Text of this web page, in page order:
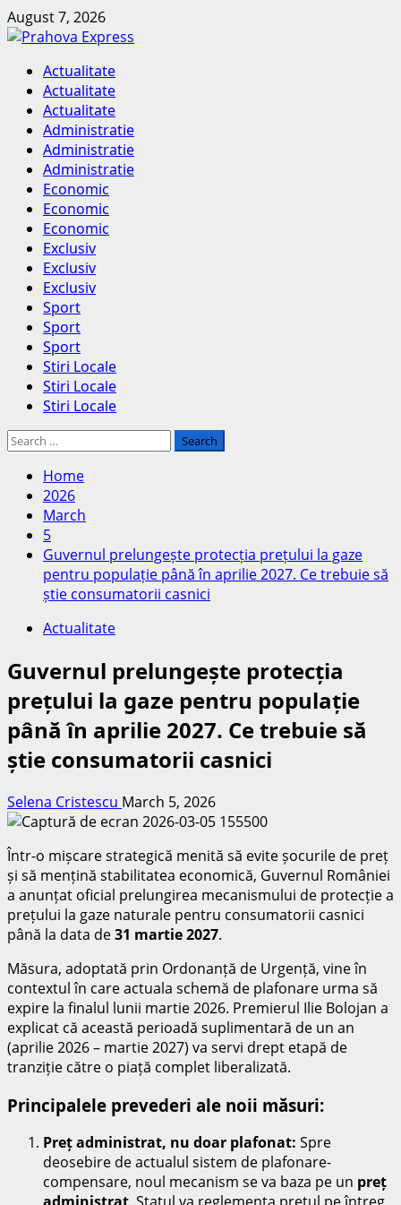
Skip
to
August 7, 2026
Primary
Menu
Actualitate
Actualitate
Actualitate
Administratie
Administratie
Administratie
Economic
Economic
Economic
Exclusiv
Exclusiv
Exclusiv
Sport
Sport
Sport
Stiri Locale
Stiri Locale
Stiri Locale
Search
Home
2026
March
5
Guvernul prelungește protecția prețului la gaze
pentru populație până în aprilie 2027. Ce trebuie să
știe consumatorii casnici
Actualitate
Guvernul prelungește protecția
prețului la gaze pentru populație
până în aprilie 2027. Ce trebuie să
știe consumatorii casnici
Selena Cristescu March 5, 2026
Într-o mișcare strategică menită să evite șocurile de preț
și să mențină stabilitatea economică, Guvernul României
a anunțat oficial prelungirea mecanismului de protecție a
prețului la gaze naturale pentru consumatorii casnici
până la data de31 martie 2027.
Măsura, adoptată prin Ordonanță de Urgență, vine în
contextul în care actuala schemă de plafonare urma să
expire la finalul lunii martie 2026. Premierul Ilie Bolojan a
explicat că această perioadă suplimentară de un an
(aprilie 2026 – martie 2027) va servi drept etapă de
tranziție către o piață complet liberalizată.
Principalele prevederi ale noii măsuri:
Preț administrat, nu doar plafonat: Spre
deosebire de actualul sistem de plafonare-
compensare, noul mecanism se va baza pe un preț